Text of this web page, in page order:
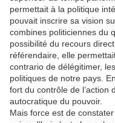
permettait à la politique
pouvait inscrire sa vision
combines politiciennes du
possibilité du recours
référendaire, elle
contrario de délégitimer,
politiques de notre pays.
fort du contrôle de l’action
autocratique du pouvoir.
Mais force est de